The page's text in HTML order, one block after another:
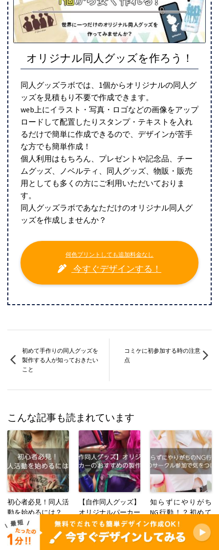
オリジナル同人グッズを作ろう！
同人グッズラボでは、1個からオリジナルの同人グ
ッズを見積もり不要で作成できます。
web上にイラスト・写真・ロゴなどの画像をアップ
ロードして配置したりスタンプ・テキストを入れ
るだけで簡単に作成できるので、デザインが苦手
な方でも簡単作成！
個人利用はもちろん、プレゼントや記念品、チー
ムグッズ、ノベルティ、同人グッズ、物販・販売
用としても多くの方にご利用いただいておりま
す。
同人グッズラボであなただけのオリジナル同人グ
ッズを作成しませんか？
何色プリントしても追加料金なし
今すぐデザインする！
初めて手作りの同人グッズを
製作する人が知っておきたい
こと
コミケに初参加する時の注意
点
こんな記事も読まれています
初心者必見！同人活
動を始めるには？
【自作同人グッズ】
オリジナルパーカー
のおすすめの製作方
法をご紹介
知らずにやりがち
NG行動！？初めて
のサークル参加で心
がけたほうがいいこ
と